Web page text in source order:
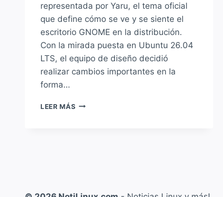
representada por Yaru, el tema oficial
que define cómo se ve y se siente el
escritorio GNOME en la distribución.
Con la mirada puesta en Ubuntu 26.04
LTS, el equipo de diseño decidió
realizar cambios importantes en la
forma…
LEER MÁS UBUNTU